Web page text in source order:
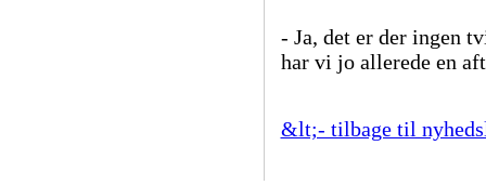
- Ja, det er der ingen
har vi jo allerede en
&lt;- tilbage til